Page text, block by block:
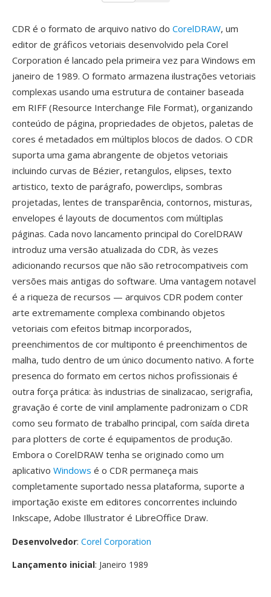
CDR é o formato de arquivo nativo do CorelDRAW, um
editor de gráficos vetoriais desenvolvido pela Corel
Corporation é lancado pela primeira vez para Windows em
janeiro de 1989. O formato armazena ilustrações vetoriais
complexas usando uma estrutura de container baseada
em RIFF (Resource Interchange File Format), organizando
conteúdo de página, propriedades de objetos, paletas de
cores é metadados em múltiplos blocos de dados. O CDR
suporta uma gama abrangente de objetos vetoriais
incluindo curvas de Bézier, retangulos, elipses, texto
artistico, texto de parágrafo, powerclips, sombras
projetadas, lentes de transparência, contornos, misturas,
envelopes é layouts de documentos com múltiplas
páginas. Cada novo lancamento principal do CorelDRAW
introduz uma versão atualizada do CDR, às vezes
adicionando recursos que não são retrocompativeis com
versões mais antigas do software. Uma vantagem notavel
é a riqueza de recursos — arquivos CDR podem conter
arte extremamente complexa combinando objetos
vetoriais com efeitos bitmap incorporados,
preenchimentos de cor multiponto é preenchimentos de
malha, tudo dentro de um único documento nativo. A forte
presenca do formato em certos nichos profissionais é
outra força prática: às industrias de sinalizacao, serigrafia,
gravação é corte de vinil amplamente padronizam o CDR
como seu formato de trabalho principal, com saída direta
para plotters de corte é equipamentos de produção.
Embora o CorelDRAW tenha se originado como um
aplicativo Windows é o CDR permaneça mais
completamente suportado nessa plataforma, suporte a
importação existe em editores concorrentes incluindo
Inkscape, Adobe Illustrator é LibreOffice Draw.
Desenvolvedor: Corel Corporation
Lançamento inicial: Janeiro 1989